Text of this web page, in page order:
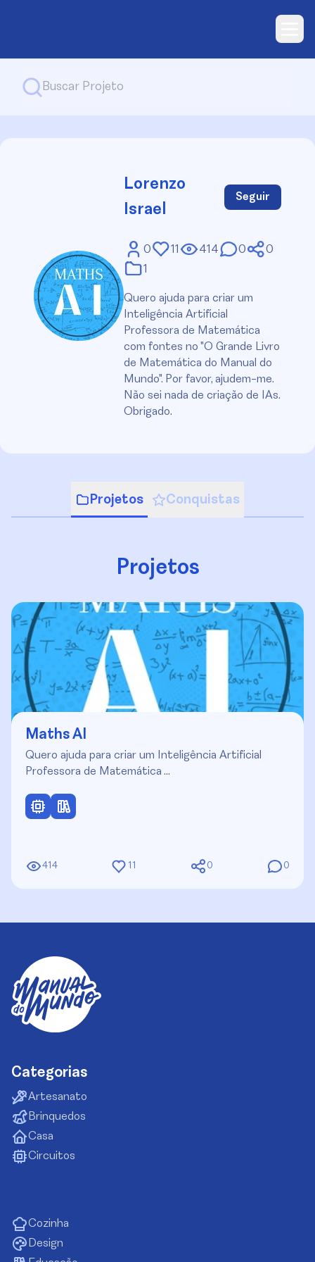
Lorenzo
Israel
Seguir
0 11 414 0
0
1
Quero ajuda para criar um
Inteligência Artificial
Professora de Matemática
com fontes no "O Grande Livro
de Matemática do Manual do
Mundo". Por favor, ajudem-me.
Não sei nada de criação de IAs.
Obrigado.
Projetos Conquistas
Projetos
Maths AI
Quero ajuda para criar um Inteligência Artificial
Professora de Matemática …
414 11 0 0
Categorias
Artesanato
Brinquedos
Casa
Circuitos
Cozinha
Design